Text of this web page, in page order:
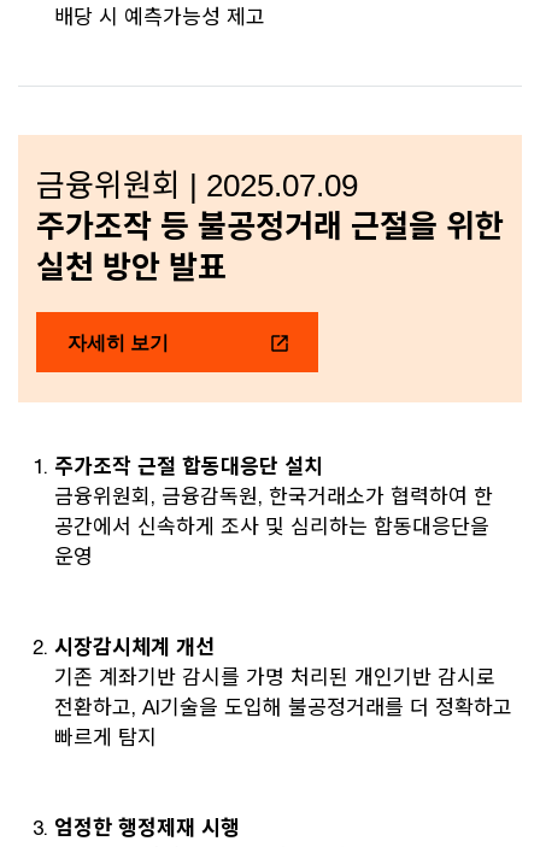
배당 시 예측가능성 제고
금융위원회 | 2025.07.09
주가조작 등 불공정거래 근절을 위한
실천 방안 발표
자세히 보기
주가조작 근절 합동대응단 설치
금융위원회, 금융감독원, 한국거래소가 협력하여 한
공간에서 신속하게 조사 및 심리하는 합동대응단을
운영
시장감시체계 개선
기존 계좌기반 감시를 가명 처리된 개인기반 감시로
전환하고, AI기술을 도입해 불공정거래를 더 정확하고
빠르게 탐지
엄정한 행정제재 시행